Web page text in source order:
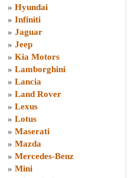
» Hyundai
» Infiniti
» Jaguar
» Jeep
» Kia Motors
» Lamborghini
» Lancia
» Land Rover
» Lexus
» Lotus
» Maserati
» Mazda
» Mercedes-Benz
» Mini